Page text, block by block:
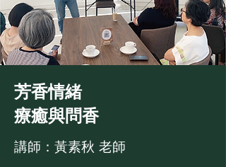
​芳香情緒
療癒與問香
講師：黃素秋 老師